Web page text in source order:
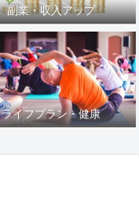
副業・収入アップ
ライフプラン・健康